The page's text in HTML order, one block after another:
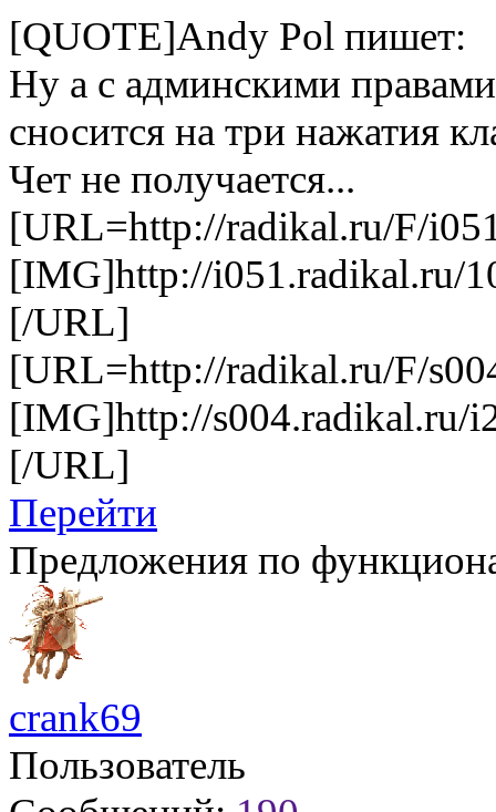
[QUOTE]Andy Pol пишет:
Ну а с админскими
сносится на три нажатия
Чет не получается...
[URL=http://radikal.ru/F/
[IMG]http://i051.radikal.ru/
[/URL]
[URL=http://radikal.ru/F/
[IMG]http://s004.radikal.ru/
[/URL]
Перейти
Предложения по
crank69
Пользователь